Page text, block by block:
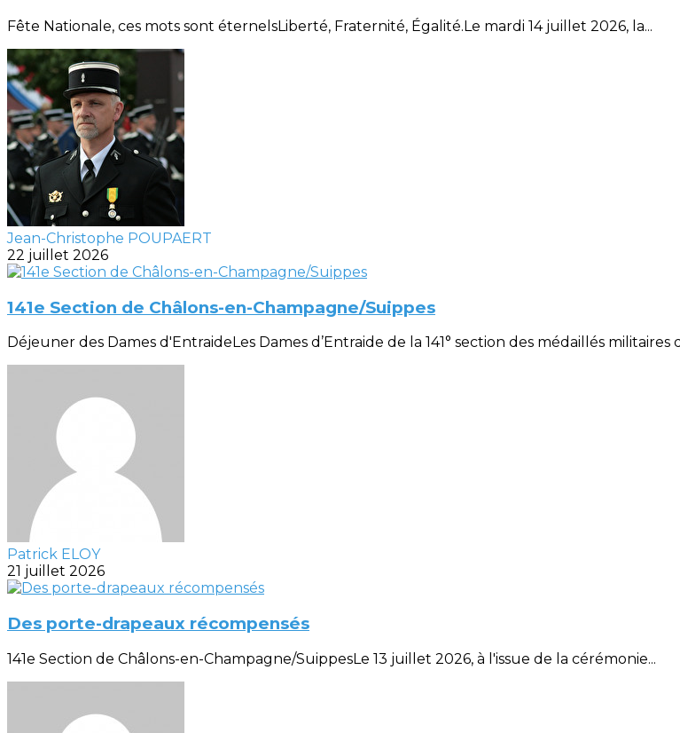
Fête Nationale, ces mots sont éternelsLiberté, Fraternité, Égalité.Le mardi 14 juillet 2026, la...
Jean-Christophe POUPAERT
22 juillet 2026
141e Section de Châlons-en-Champagne/Suippes
Déjeuner des Dames d'EntraideLes Dames d’Entraide de la 141° section des médaillés militaires
Patrick ELOY
21 juillet 2026
Des porte-drapeaux récompensés
141e Section de Châlons-en-Champagne/SuippesLe 13 juillet 2026, à l'issue de la cérémonie...